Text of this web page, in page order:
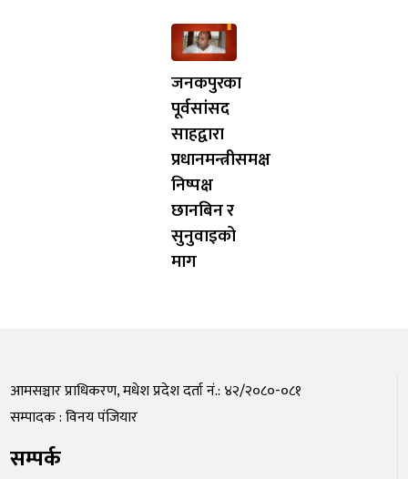
जनकपुरका
पूर्वसांसद
साहद्वारा
प्रधानमन्त्रीसमक्ष
निष्पक्ष
छानबिन र
सुनुवाइको
माग
आमसञ्चार प्राधिकरण, मधेश प्रदेश दर्ता नं.: ४२/२०८०-०८१
सम्पादक : विनय पंजियार
सम्पर्क